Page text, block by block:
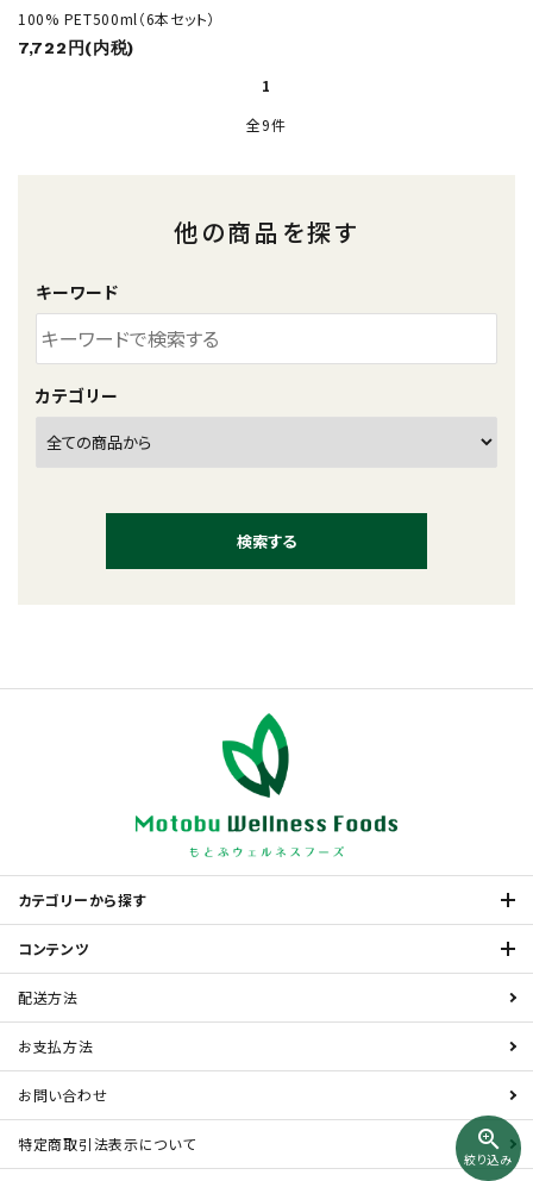
100% PET500ml（6本セット）
7,722円(内税)
1
全9件
他の商品を探す
キーワード
カテゴリー
検索する
zoom_in
絞り込み
カテゴリーから探す
コンテンツ
配送方法
お支払方法
お問い合わせ
特定商取引法表示について